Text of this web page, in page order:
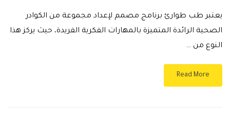
يعتبر طب طوارئ برنامج مصمم لإعداد مجموعة من الكوادر
الصحية الرائدة المتميزة بالمهارات الفكرية الفريدة، حيث يركز هذا
النوع من …
Read More